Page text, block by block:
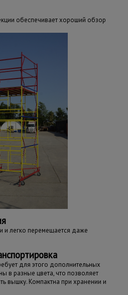
обеспечивает хороший обзор
легко перемещается даже
для этого дополнительных
в разные цвета, что позволяет
вышку. Компактна при хранении и